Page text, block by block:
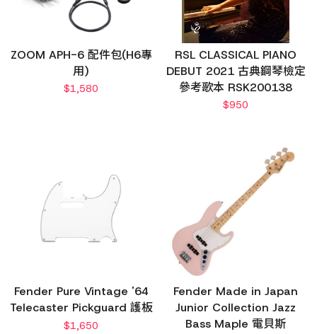
ZOOM APH-6 配件包(H6專
用)
$1,580
RSL CLASSICAL PIANO
DEBUT 2021 古典鋼琴檢定
參考歌本 RSK200138
$950
Fender Pure Vintage '64
Telecaster Pickguard 護板
$1,650
Fender Made in Japan
Junior Collection Jazz
Bass Maple 電貝斯